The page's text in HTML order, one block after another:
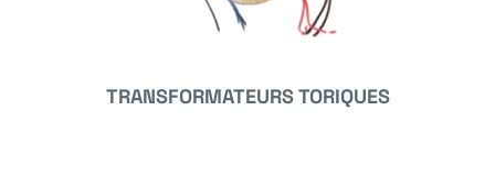
TRANSFORMATEURS TORIQUES